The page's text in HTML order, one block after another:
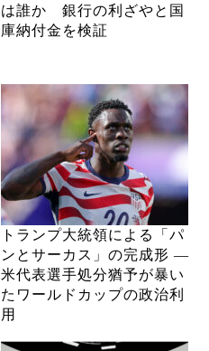
は誰か 銀行の利ざやと国
庫納付金を検証
トランプ大統領による「パ
ンとサーカス」の完成形 ―
米代表選手処分猶予が暴い
たワールドカップの政治利
用